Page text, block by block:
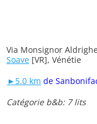
Via Monsignor
Soave [VR], Vénétie
►5.0 km de
Catégorie b&b: 7 lits